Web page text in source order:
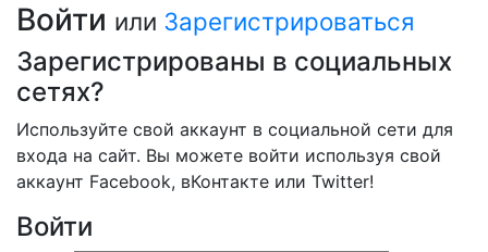
Войти или Зарегистрироваться
Зарегистрированы в социальных
сетях?
Используйте свой аккаунт в социальной сети для
входа на сайт. Вы можете войти используя свой
аккаунт Facebook, вКонтакте или Twitter!
Войти